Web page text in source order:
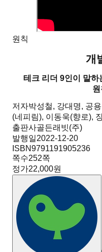
원칙
개
테크 리더 9인이 말하
저자박성철, 강대명, 공
(네피림), 이동욱(향로),
출판사골든래빗(주)
발행일2022-12-20
ISBN9791191905236
쪽수252쪽
정가22,000원